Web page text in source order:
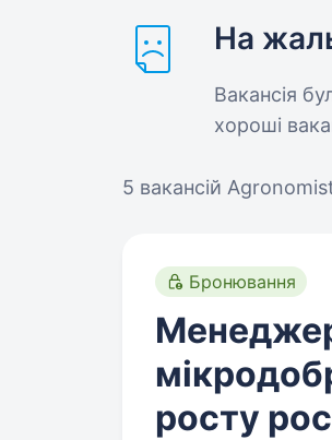
На
Вакансія
хороші
5 вакансій
Бронювання
росту